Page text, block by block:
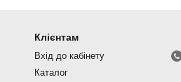
Клієнтам
Вхід до кабінету
Каталог